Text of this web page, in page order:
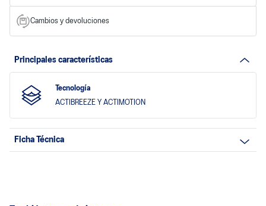
Cambios y devoluciones
Principales características
Tecnología
ACTIBREEZE Y ACTIMOTION
Ficha Técnica